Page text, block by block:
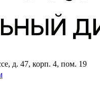
д. 47, корп. 4, пом. 19